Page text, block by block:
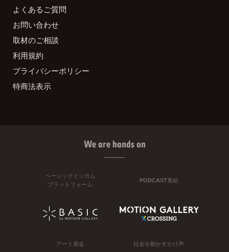
よくあるご質問
お問い合わせ
取材のご相談
利用規約
プライバシーポリシー
特商法表示
We are hands on
ベーシックインカム
プラットフォーム
PODCAST番組
アート基金 社会を動かすかけ声